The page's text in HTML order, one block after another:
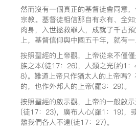
然而沒有一個真正的基督徒會同意
宗教。基督徒相信那自有永有、全
肉身，入世拯救罪人，成就了千古
上，基督信仰與中國五千年，就有一
按照聖經的上帝觀，上帝從來不僅
族之本(徒17：26)，人類之光(約1：
8)。難道上帝只作猶太人的上帝嗎
的，也作外邦人的上帝(羅3：29)。
按照聖經的啟示觀，上帝的一般啟
(徒17：23)，廣布人心(羅1：19)，
離我們各人不遠(徒17：27)。